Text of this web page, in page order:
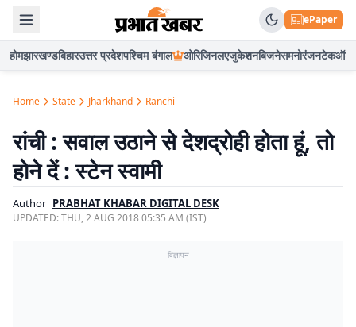
ePaper
होमझारखण्डबिहारउत्तर प्रदेशपश्चिम बंगाल ओरिजिनलएजुकेशनबिजनेसमनोरंजनटेकऑटो
Home State Jharkhand Ranchi
रांची : सवाल उठाने से देशद्रोही होता हूं, तो
होने दें : स्टेन स्वामी
Author PRABHAT KHABAR DIGITAL DESK
UPDATED:THU, 2 AUG 2018 05:35 AM (IST)
विज्ञापन